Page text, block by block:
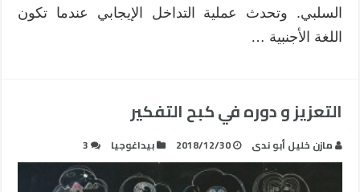
السلبي. وتحدث عملية التداخل الإيجابي عندما تكون
اللغة الأجنبية …
التعزيز و دوره في كبح التفكير
مازن خليل أبو ندى 2018/12/30 بيداغوجيا 3